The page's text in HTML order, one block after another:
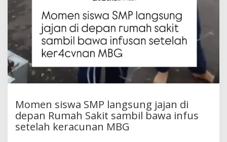
Momen siswa SMP langsung jajan di
depan Rumah Sakit sambil bawa infus
setelah keracunan MBG